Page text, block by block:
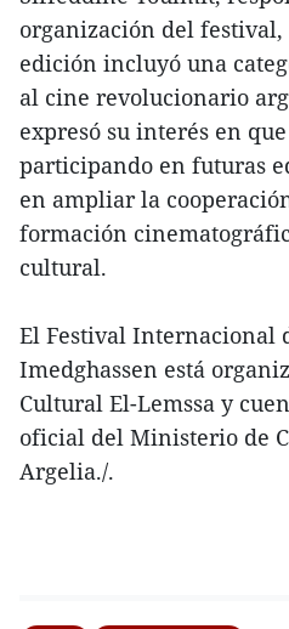
organización del festival,
edición incluyó una
al cine revolucionario
expresó su interés en
participando en futuras
en ampliar la
formación
cultural.
El Festival Internacional
Imedghassen está
Cultural El-Lemssa y
oficial del Ministerio de
Argelia./.